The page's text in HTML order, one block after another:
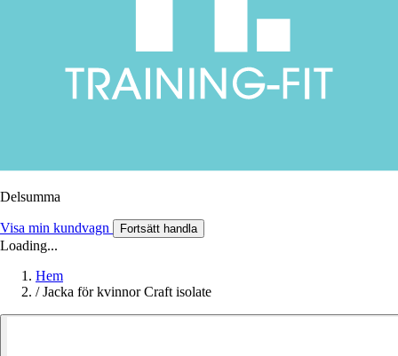
Delsumma
Visa min kundvagn Fortsätt handla
Loading...
Hem
/ Jacka för kvinnor Craft isolate